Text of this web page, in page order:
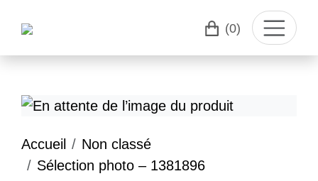
(0)
Accueil
Non classé
Sélection photo – 1381896